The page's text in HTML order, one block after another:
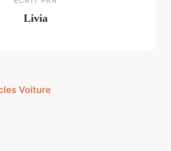
Livia
Voiture